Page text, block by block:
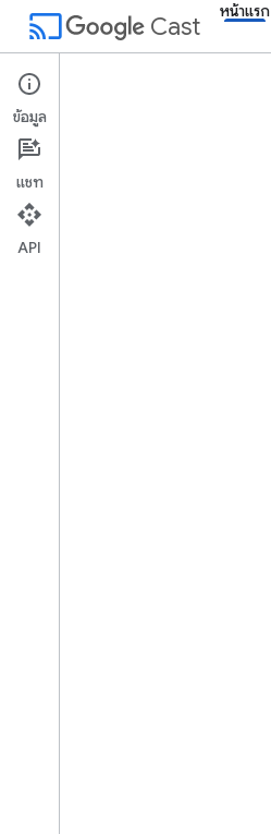
cast Cast
หน้าแรก
หน้าแรก
หน้าแรก
ข้อมูล
แชท
API